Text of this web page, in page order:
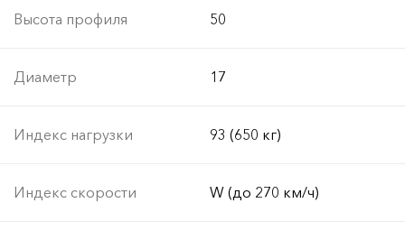
Высота профиля 50
Диаметр 17
Индекс нагрузки 93 (650 кг)
Индекс скорости W (до 270 км/ч)